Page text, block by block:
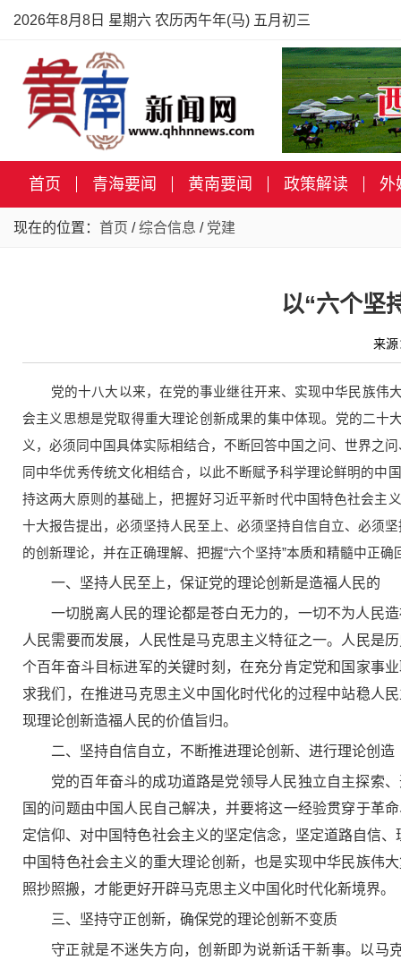
2026年8月8日 星期六 农历丙午年(马) 五月初三
首页 青海要闻 黄南要闻 政策解读 外
现在的位置： 首页 /综合信息 / 党建
以“六个坚
来
党的十八大以来，在党的事业继往开来、实现中华民族伟
会主义思想是党取得重大理论创新成果的集中体现。党的二十
义，必须同中国具体实际相结合，不断回答中国之问、世界之
同中华优秀传统文化相结合，以此不断赋予科学理论鲜明的中
持这两大原则的基础上，把握好习近平新时代中国特色社会主
十大报告提出，必须坚持人民至上、必须坚持自信自立、必须
的创新理论，并在正确理解、把握“六个坚持”本质和精髓中正
一、坚持人民至上，保证党的理论创新是造福人民的
一切脱离人民的理论都是苍白无力的，一切不为人民
人民需要而发展，人民性是马克思主义特征之一。人民是
个百年奋斗目标进军的关键时刻，在充分肯定党和国家事
求我们，在推进马克思主义中国化时代化的过程中站稳人
现理论创新造福人民的价值旨归。
二、坚持自信自立，不断推进理论创新、进行理论创造
党的百年奋斗的成功道路是党领导人民独立自主探索
国的问题由中国人民自己解决，并要将这一经验贯穿于革
定信仰、对中国特色社会主义的坚定信念，坚定道路自信
中国特色社会主义的重大理论创新，也是实现中华民族伟
照抄照搬，才能更好开辟马克思主义中国化时代化新境界。
三、坚持守正创新，确保党的理论创新不变质
守正就是不迷失方向，创新即为说新话干新事。以马